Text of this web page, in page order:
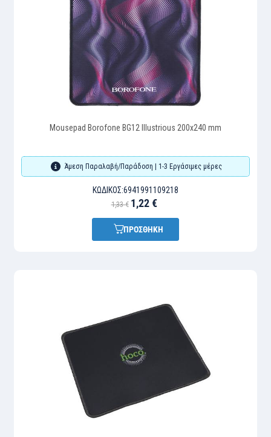
Mousepad Borofone BG12 Illustrious 200x240 mm
Άμεση Παραλαβή/Παράδοση | 1-3 Εργάσιμες μέρες
ΚΩΔΙΚΌΣ:6941991109218
1,33 € 1,22 €
ΠΡΟΣΘΗΚΗ